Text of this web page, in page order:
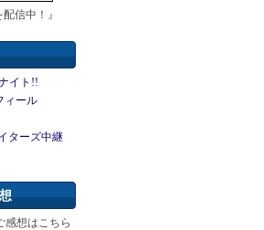
信中！』
イト!!
ィール
ターズ中継
感想はこちら